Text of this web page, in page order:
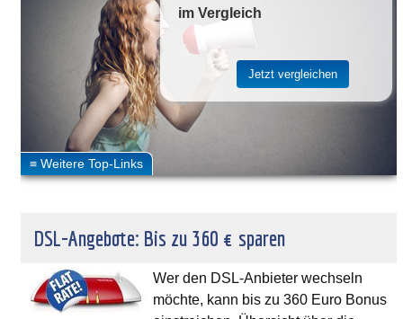
im Vergleich
DSL-Angebote: Bis zu 360 € sparen
Wer den DSL-Anbieter wechseln
möchte, kann bis zu 360 Euro Bonus